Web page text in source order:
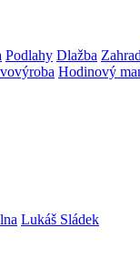
Podlahy Dlažba
Hodinový
Lukáš Sládek